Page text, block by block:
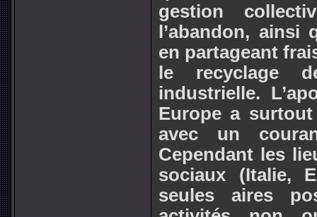
gestion
l’abandon, ainsi
en partageant
le recyclage
industrielle.
Europe a
avec un
Cependant les
sociaux (Italie,
seules aires